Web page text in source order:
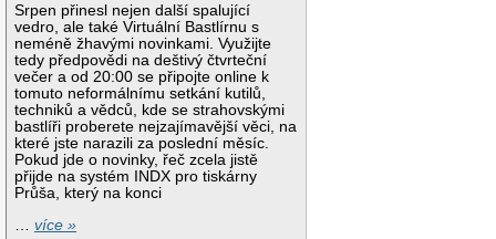
Srpen přinesl nejen další spalující
vedro, ale také Virtuální Bastlírnu s
neméně žhavými novinkami. Využijte
tedy předpovědi na deštivý čtvrteční
večer a od 20:00 se připojte online k
tomuto neformálnímu setkání kutilů,
techniků a vědců, kde se strahovskými
bastlíři proberete nejzajímavější věci, na
které jste narazili za poslední měsíc.
Pokud jde o novinky, řeč zcela jistě
přijde na systém INDX pro tiskárny
Průša, který na konci
…více »